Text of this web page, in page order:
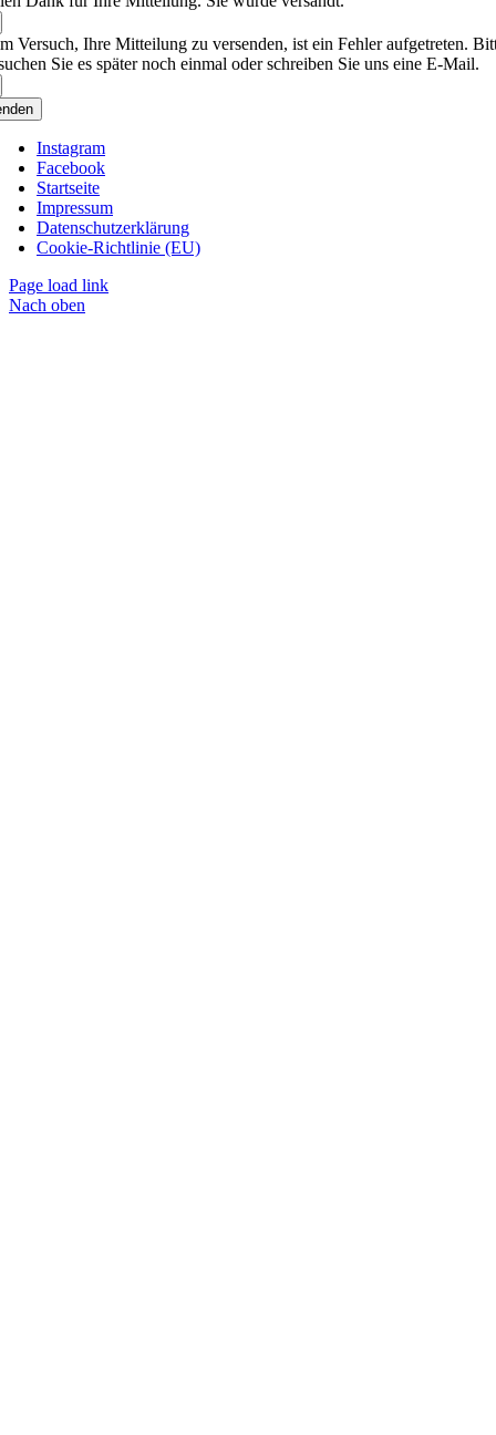
Versuch, Ihre Mitteilung zu versenden, ist ein Fehler aufgetreten.
Sie es später noch einmal oder schreiben Sie uns eine E-Mail.
Instagram
Facebook
Startseite
Impressum
Datenschutzerklärung
Cookie-Richtlinie (EU)
Page load link
Nach oben